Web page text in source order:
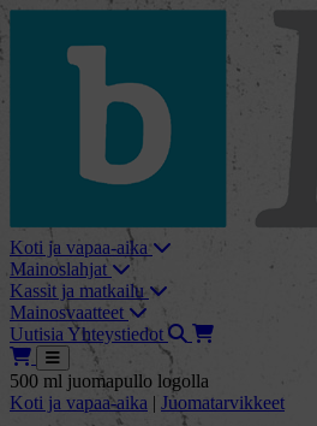
skip_to_content
bMore
Koti ja vapaa-aika
Mainoslahjat
Kassit ja matkailu
Mainosvaatteet
Uutisia Yhteystiedot HakuTarjouskori
Tarjouskori
Avaa
500 ml juomapullo logolla
Koti ja vapaa-aika | Juomatarvikkeet